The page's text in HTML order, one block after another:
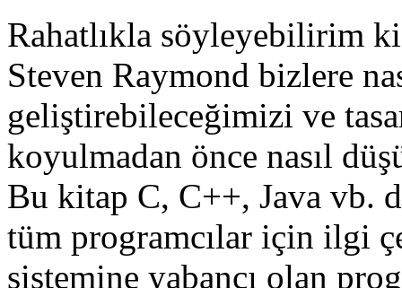
Rahatlıkla söyleyebilirim
Steven Raymond bizlere
geliştirebileceğimizi ve
koyulmadan önce nasıl
Bu kitap C, C++, Java vb.
tüm programcılar için ilgi
sistemine yabancı olan